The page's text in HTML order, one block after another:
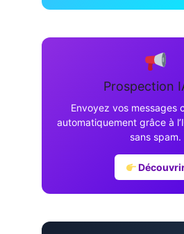
Prospection
Envoyez vos messages
automatiquement grâce à
sans spam.